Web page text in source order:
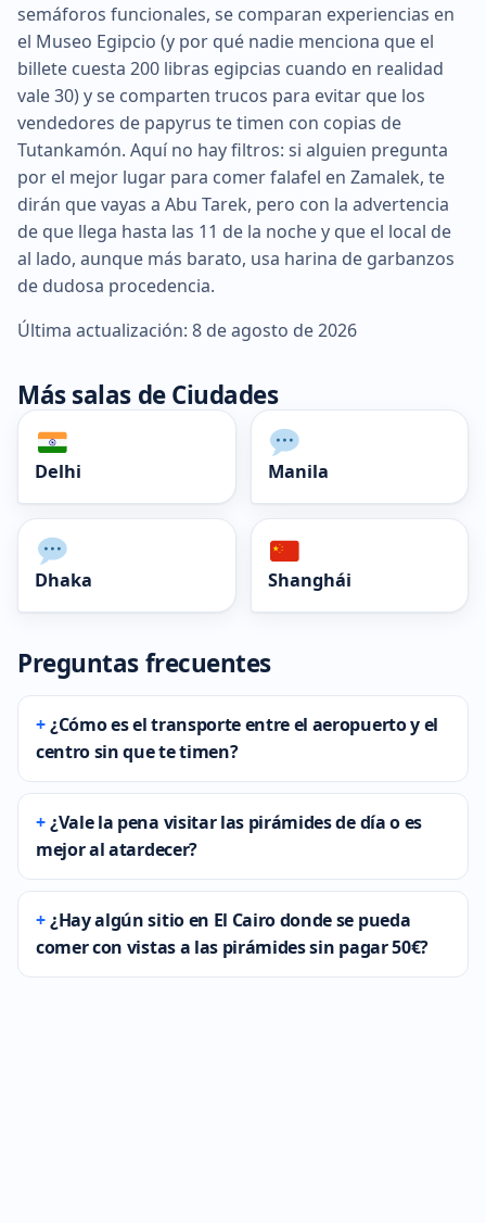
semáforos funcionales, se comparan experiencias en
el Museo Egipcio (y por qué nadie menciona que el
billete cuesta 200 libras egipcias cuando en realidad
vale 30) y se comparten trucos para evitar que los
vendedores de papyrus te timen con copias de
Tutankamón. Aquí no hay filtros: si alguien pregunta
por el mejor lugar para comer falafel en Zamalek, te
dirán que vayas a Abu Tarek, pero con la advertencia
de que llega hasta las 11 de la noche y que el local de
al lado, aunque más barato, usa harina de garbanzos
de dudosa procedencia.
Última actualización: 8 de agosto de 2026
Más salas de Ciudades
Delhi Manila
Dhaka Shanghái
Preguntas frecuentes
¿Cómo es el transporte entre el aeropuerto y el
centro sin que te timen?
¿Vale la pena visitar las pirámides de día o es
mejor al atardecer?
¿Hay algún sitio en El Cairo donde se pueda
comer con vistas a las pirámides sin pagar 50€?